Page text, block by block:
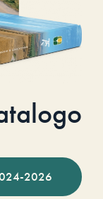
2026